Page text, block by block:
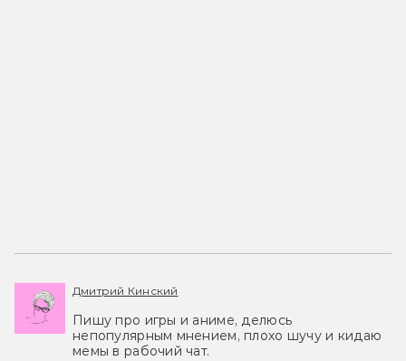
Дмитрий Кинский
Пишу про игры и аниме, делюсь
непопулярным мнением, плохо шучу и кидаю
мемы в рабочий чат.